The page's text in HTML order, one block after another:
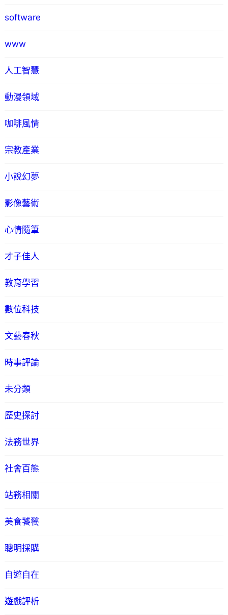
software
www
人工智慧
動漫領域
咖啡風情
宗教產業
小說幻夢
影像藝術
心情隨筆
才子佳人
教育學習
數位科技
文藝春秋
時事評論
未分類
歷史探討
法務世界
社會百態
站務相關
美食饕餮
聰明採購
自遊自在
遊戲評析